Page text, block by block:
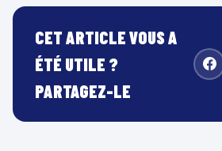
CET ARTICLE VOUS A
ÉTÉ UTILE ?
PARTAGEZ-LE